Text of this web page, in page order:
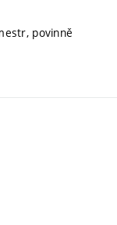
povinně